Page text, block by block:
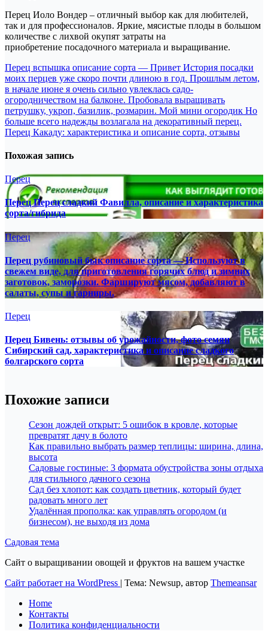
Перец Иоло Вондер – отличный выбор как для любителей,
так и для профессионалов. Яркие, мясистые плоды в большом
количестве с лихвой окупят затраты на
приобретение посадочного материала и выращивание.
Навигация
по
записям
Перец вспышка описание сорта — Привет История посадки
моих перцев уже скоро почти длиною в год. Прошлым летом,
в начале июне я очень сильно увлеклась садо-
огородничеством на балконе. Пробовала выращивать
петрушку, укроп, базилик, розмарин. Мой мини огородик Но
больше всего надежды возлагала на декоративный перец.
Перец Какаду: характеристика и описание сорта, отзывы
Похожая запись
Перец
Перец Перец сладкий Фавилла, описание и характеристика
сорта/гибрида
Перец
Перец рубиновый бык описание сорта — Используют в
свежем виде, для приготовления горячих блюд и зимних
заготовок, заморозки. Фаршируют мясом, добавляют в
салаты, супы и гарниры.
Перец
Перец Бивень: отзывы об урожайности, фото семян
Сибирский сад, характеристика и описание сладкого
болгарского сорта
Похожие записи
Сезон дождей открыт: 5 ошибок в кровле, которые
превратят дачу в болото
Как правильно выбрать размер теплицы: ширина, длина,
высота
Садовые гостиные: 3 формата обустройства зоны отдыха
для стильного дачного сезона
Сад без хлопот: как создать цветник, который будет
радовать много лет
Удалённая прополка: как управлять огородом (и
бизнесом), не выходя из дома
Садовая тема
Сайт о выращивании овощей и фруктов на вашем участке
Сайт работает на WordPress | Тема: Newsup, автор Themeansar
Home
Контакты
Политика конфиденциальности